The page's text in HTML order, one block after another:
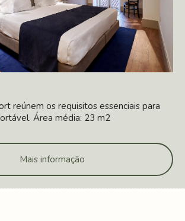
reúnem os requisitos essenciais para
Área média: 23 m2
Mais informação